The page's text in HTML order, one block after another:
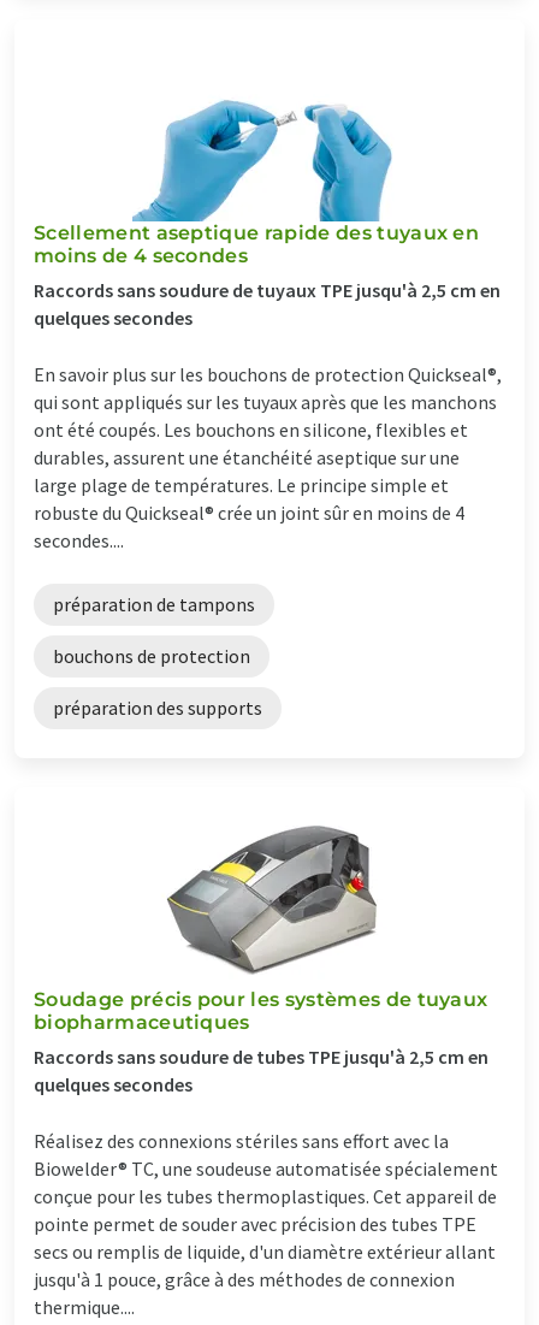
Scellement aseptique rapide des tuyaux en
moins de 4 secondes
Raccords sans soudure de tuyaux TPE jusqu'à 2,5 cm en
quelques secondes
En savoir plus sur les bouchons de protection Quickseal®,
qui sont appliqués sur les tuyaux après que les manchons
ont été coupés. Les bouchons en silicone, flexibles et
durables, assurent une étanchéité aseptique sur une
large plage de températures. Le principe simple et
robuste du Quickseal® crée un joint sûr en moins de 4
secondes....
préparation de tampons
bouchons de protection
préparation des supports
Soudage précis pour les systèmes de tuyaux
biopharmaceutiques
Raccords sans soudure de tubes TPE jusqu'à 2,5 cm en
quelques secondes
Réalisez des connexions stériles sans effort avec la
Biowelder® TC, une soudeuse automatisée spécialement
conçue pour les tubes thermoplastiques. Cet appareil de
pointe permet de souder avec précision des tubes TPE
secs ou remplis de liquide, d'un diamètre extérieur allant
jusqu'à 1 pouce, grâce à des méthodes de connexion
thermique....